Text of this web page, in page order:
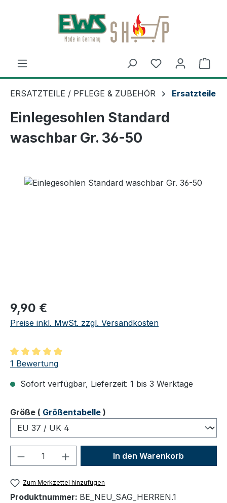
Zum Hauptinhalt springen
ERSATZTEILE / PFLEGE & ZUBEHÖR Ersatzteile
Einlegesohlen Standard
waschbar Gr. 36-50
Regulärer Preis:
9,90 €
Preise inkl. MwSt. zzgl. Versandkosten
Durchschnittliche Bewertung von 5 von 5 Sternen
1 Bewertung
Sofort verfügbar, Lieferzeit: 1 bis 3 Werktage
Größeauswählen
( Größentabelle )
Produkt Anzahl: Gib denIn den Warenkorb
Zum Merkzettel hinzufügen
Produktnummer: BE_NEU_SAG_HERREN.1